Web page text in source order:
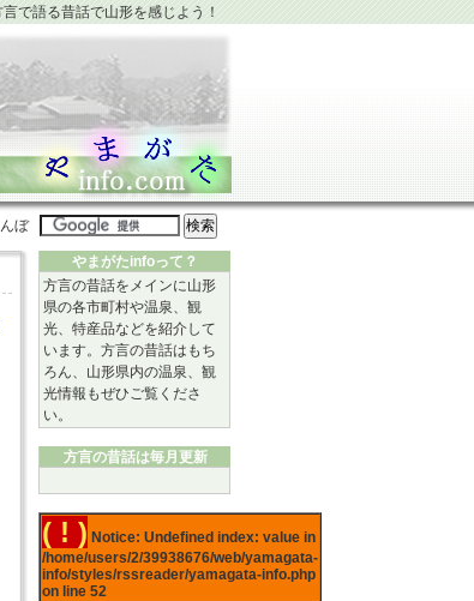
言で語る昔話で山形を感じよう！
やまがたinfoって？
方言の昔話をメインに山形
県の各市町村や温泉、観
光、特産品などを紹介して
います。方言の昔話はもち
ろん、山形県内の温泉、観
光情報もぜひご覧くださ
い。
方言の昔話は毎月更新
( ! ) Notice: Undefined index: value in
/home/users/2/39938676/web/yamagata-
info/styles/rssreader/yamagata-info.php
on line 52